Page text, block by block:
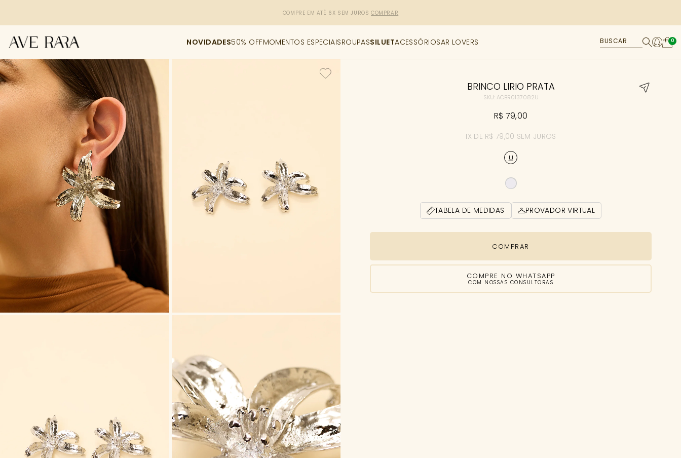
R$50,00 DE DESCONTO CUPOM: PRIMEIRACOMPRA[copiar cupom]
NOVIDADES50% OFFMOMENTOS ESPECIAISROUPASSILUETACESSÓRIOSAR LOVERS 0
BRINCO LIRIO PRATA
SKU: ACBR0137082U
R$ 79,00
1X DE R$ 79,00 SEM JUROS
U
TABELA DE MEDIDAS PROVADOR VIRTUAL
COMPRAR
COMPRE NO WHATSAPP
COM NOSSAS CONSULTORAS